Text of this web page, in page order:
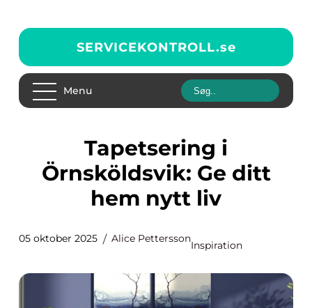
SERVICEKONTROLL.se
Menu
Tapetsering i
Örnsköldsvik: Ge ditt
hem nytt liv
05 oktober 2025 Alice Pettersson
Inspiration